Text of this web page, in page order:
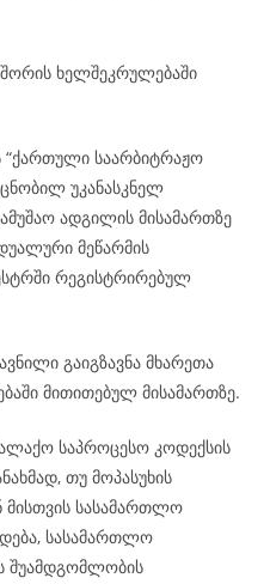
ხელშეკრულებაში
“ქართული საარბიტრაჟო
უკანასკნელ
ადგილის მისამართზე
მეწარმის
რეგისტრირებულ
გაიგზავნა მხარეთა
მითითებულ მისამართზე.
საპროცესო კოდექსის
თუ მოპასუხის
სასამართლო
სასამართლო
შუამდგომლობის